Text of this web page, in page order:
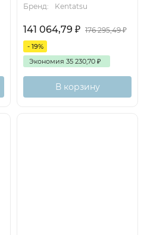
Бренд:
Kentatsu
141 064,79 ₽ 176 295,49₽
- 19%
Экономия 35 230,70 ₽
В корзину